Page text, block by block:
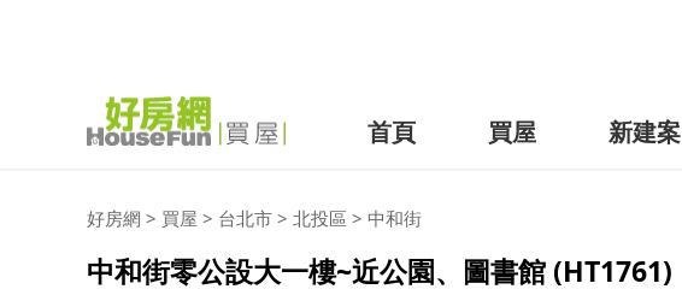
首頁 買屋 新建案
好房網 > 買屋 > 台北市 > 北投區 > 中和街
中和街零公設大一樓~近公園、圖書館 (HT1761)